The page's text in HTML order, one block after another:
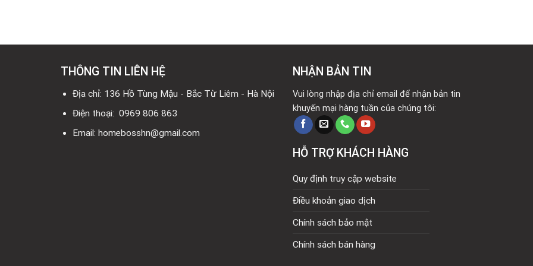
THÔNG TIN LIÊN HỆ
Địa chỉ: 136 Hồ Tùng Mậu - Bắc Từ Liêm - Hà Nội
Điện thoại: 0969 806 863
Email: homebosshn@gmail.com
NHẬN BẢN TIN
Vui lòng nhập địa chỉ email để nhận bản tin
khuyến mại hàng tuần của chúng tôi:
HỖ TRỢ KHÁCH HÀNG
Quy định truy cập website
Điều khoản giao dịch
Chính sách bảo mật
Chính sách bán hàng